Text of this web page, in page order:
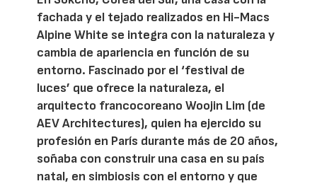
fachada y el tejado realizados en Hi-Macs
Alpine White se integra con la naturaleza y
cambia de apariencia en función de su
entorno. Fascinado por el ‘festival de
luces’ que ofrece la naturaleza, el
arquitecto francocoreano Woojin Lim (de
AEV Architectures), quien ha ejercido su
profesión en París durante más de 20 años,
soñaba con construir una casa en su país
natal, en simbiosis con el entorno y que